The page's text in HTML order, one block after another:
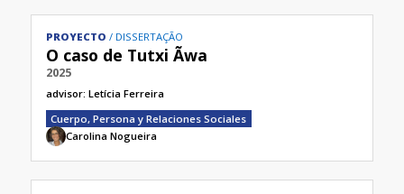
PROYECTO DISSERTAÇÃO
O caso de Tutxi Ãwa
2025
advisor: Letícia Ferreira
Cuerpo, Persona y Relaciones Sociales
Carolina Nogueira